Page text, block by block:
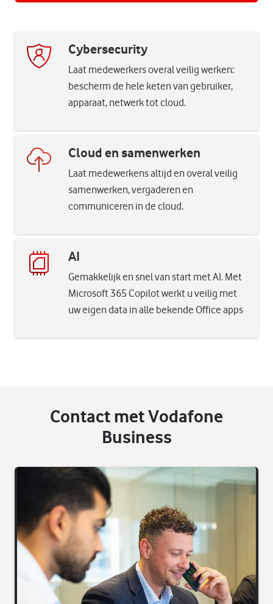
Cybersecurity
Laat medewerkers overal veilig werken:
bescherm de hele keten van gebruiker,
apparaat, netwerk tot cloud.
Cloud en samenwerken
Laat medewerkens altijd en overal veilig
samenwerken, vergaderen en
communiceren in de cloud.
AI
Gemakkelijk en snel van start met AI. Met
Microsoft 365 Copilot werkt u veilig met
uw eigen data in alle bekende Office apps
Contact met Vodafone
Business